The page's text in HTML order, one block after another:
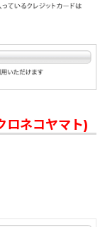
ロネコヤマト)